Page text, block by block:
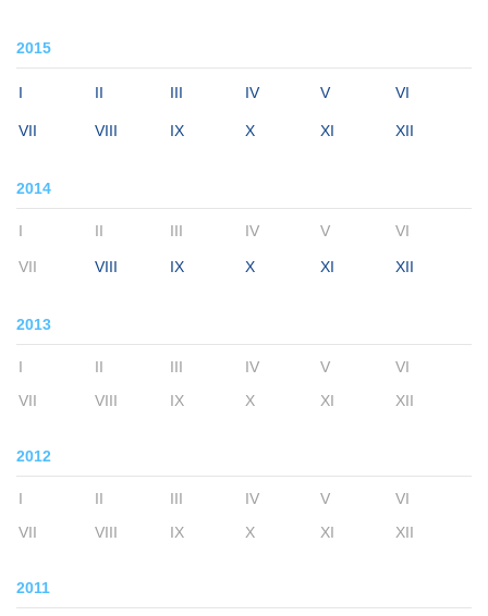
2015
I II III IV V VI
VII VIII IX X XI XII
2014
I II III IV V VI
VII VIII IX X XI XII
2013
I II III IV V
VI
VII
VIII IX X XI XII
2012
I II III IV V
VI
VII
VIII IX X XI XII
2011